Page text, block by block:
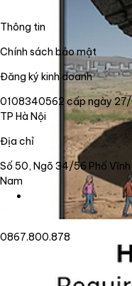
Thông tin
Chính sách bảo mật
Đăng ký kinh doanh
0108340562 cấp ngày
TP Hà Nội
Địa chỉ
Số 50, Ngõ 34/56 Phố Vĩnh
Nam
0867.800.878